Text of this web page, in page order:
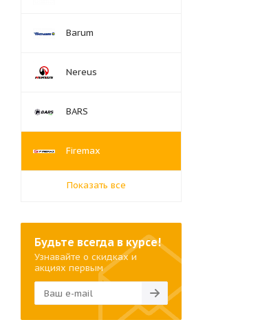
Barum
Nereus
BARS
Firemax
Показать все
Будьте всегда в курсе!
Узнавайте о скидках и
акциях первым